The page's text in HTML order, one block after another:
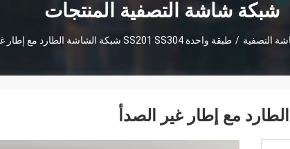
شبكة شاشة التصفية المنتجات
التصفية / طبقة واحدة SS201 SS304 شبكة الشاشة الطارد مع إطار غير الصدأ